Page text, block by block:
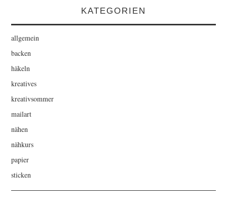
KATEGORIEN
allgemein
backen
häkeln
kreatives
kreativsommer
mailart
nähen
nähkurs
papier
sticken